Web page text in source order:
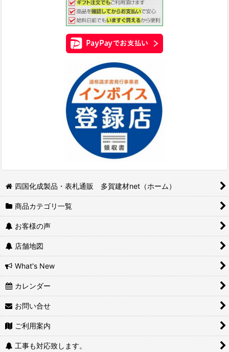
四国化成製品・表札通販 多賀建材net（ホーム）
商品カテゴリ一覧
お客様の声
店舗地図
What's New
カレンダー
お問い合せ
ご利用案内
工事も対応致します。